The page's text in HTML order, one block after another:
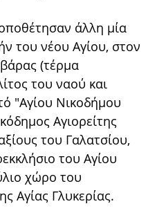
άλλη μία
του νέου Αγίου, στον
(τέρμα
του ναού και
"Αγίου Νικοδήμου
Αγιορείτης
του Γαλατσίου,
του Αγίου
χώρο του
Αγίας Γλυκερίας.